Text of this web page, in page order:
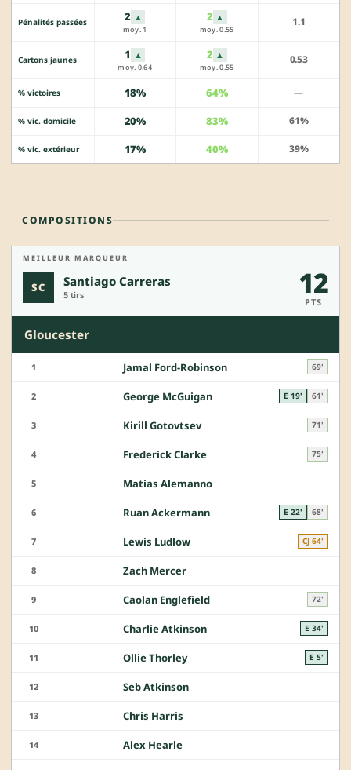
Pénalités passées 2 ▲
moy. 1
2 ▲
moy. 0.55
1.1
Cartons jaunes 1 ▲
moy. 0.64
2 ▲
moy. 0.55
0.53
% victoires 18% 64% —
% vic. domicile 20% 83% 61%
% vic. extérieur 17% 40% 39%
COMPOSITIONS
MEILLEUR MARQUEUR
SC Santiago Carreras
5 tirs 12
PTS
Gloucester
1 Jamal Ford-Robinson 69'
2 George McGuigan E 19' 61'
3 Kirill Gotovtsev 71'
4 Frederick Clarke 75'
5 Matias Alemanno
6 Ruan Ackermann E 22' 68'
7 Lewis Ludlow CJ 64'
8 Zach Mercer
9 Caolan Englefield 72'
10 Charlie Atkinson E 34'
11 Ollie Thorley E 5'
12 Seb Atkinson
13 Chris Harris
14 Alex Hearle